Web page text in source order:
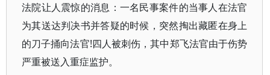
法院让人震惊的消息：一名民事案件的当事人在法官
为其送达判决书并答疑的时候，突然掏出藏匿在身上
的刀子捅向法官!四人被刺伤，其中郑飞法官由于伤势
严重被送入重症监护。